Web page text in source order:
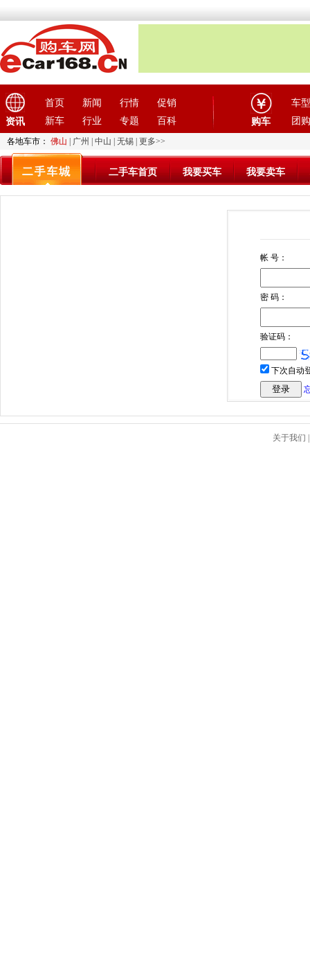
资讯
首页 新闻 行情
促销
新车
行业 专题 百科 购车
车型
团购
各地车市： 佛山 广州 中山 无锡 更多>>
二手车首页 我要买车 我要卖车
帐 号：
密 码：
验证码：
下次自动
关于我们